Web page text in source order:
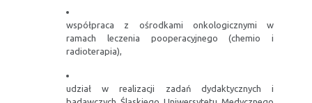
współpraca z ośrodkami onkologicznymi w
ramach leczenia pooperacyjnego (chemio i
radioterapia),
udział w realizacji zadań dydaktycznych i